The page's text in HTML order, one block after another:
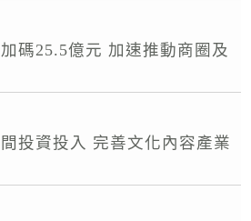
碼25.5億元 加速推動商圈及
投資投入 完善文化內容產業